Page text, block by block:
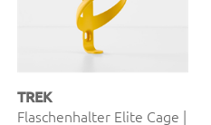
TREK
Flaschenhalter Elite Cage |